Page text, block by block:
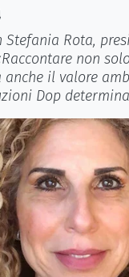
Stefania Rota,
non
il valore
Dop